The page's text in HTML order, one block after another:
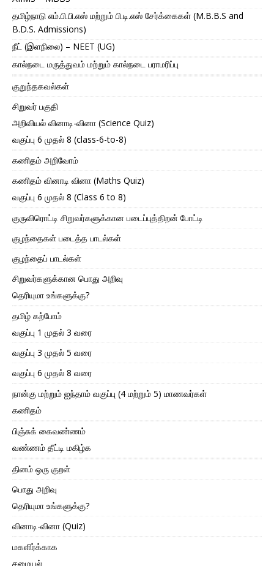
தமிழ்நாடு எம்.பி.பி.எஸ் மற்றும் பி.டி.எஸ் சேர்க்கைகள் (M.B.B.S and
B.D.S. Admissions)
நீட் (இளநிலை) – NEET (UG)
கால்நடை மருத்துவம் மற்றும் கால்நடை பராமரிப்பு
குறுந்தகவல்கள்
சிறுவர் பகுதி
அறிவியல் வினாடி-வினா (Science Quiz)
வகுப்பு 6 முதல் 8 (class-6-to-8)
கணிதம் அறிவோம்
கணிதம் வினாடி வினா (Maths Quiz)
வகுப்பு 6 முதல் 8 (Class 6 to 8)
குருவிரொட்டி சிறுவர்களுக்கான படைப்புத்திறன் போட்டி
குழந்தைகள் படைத்த பாடல்கள்
குழந்தைப் பாடல்கள்
சிறுவர்களுக்கான பொது அறிவு
தெரியுமா உங்களுக்கு?
தமிழ் கற்போம்
வகுப்பு 1 முதல் 3 வரை
வகுப்பு 3 முதல் 5 வரை
வகுப்பு 6 முதல் 8 வரை
நான்கு மற்றும் ஐந்தாம் வகுப்பு (4 மற்றும் 5) மாணவர்கள்
கணிதம்
பிஞ்சுக் கைவண்ணம்
வண்ணம் தீட்டி மகிழ்க
தினம் ஒரு குறள்
பொது அறிவு
தெரியுமா உங்களுக்கு?
வினாடி-வினா (Quiz)
மகளிர்க்காக
சமையல்